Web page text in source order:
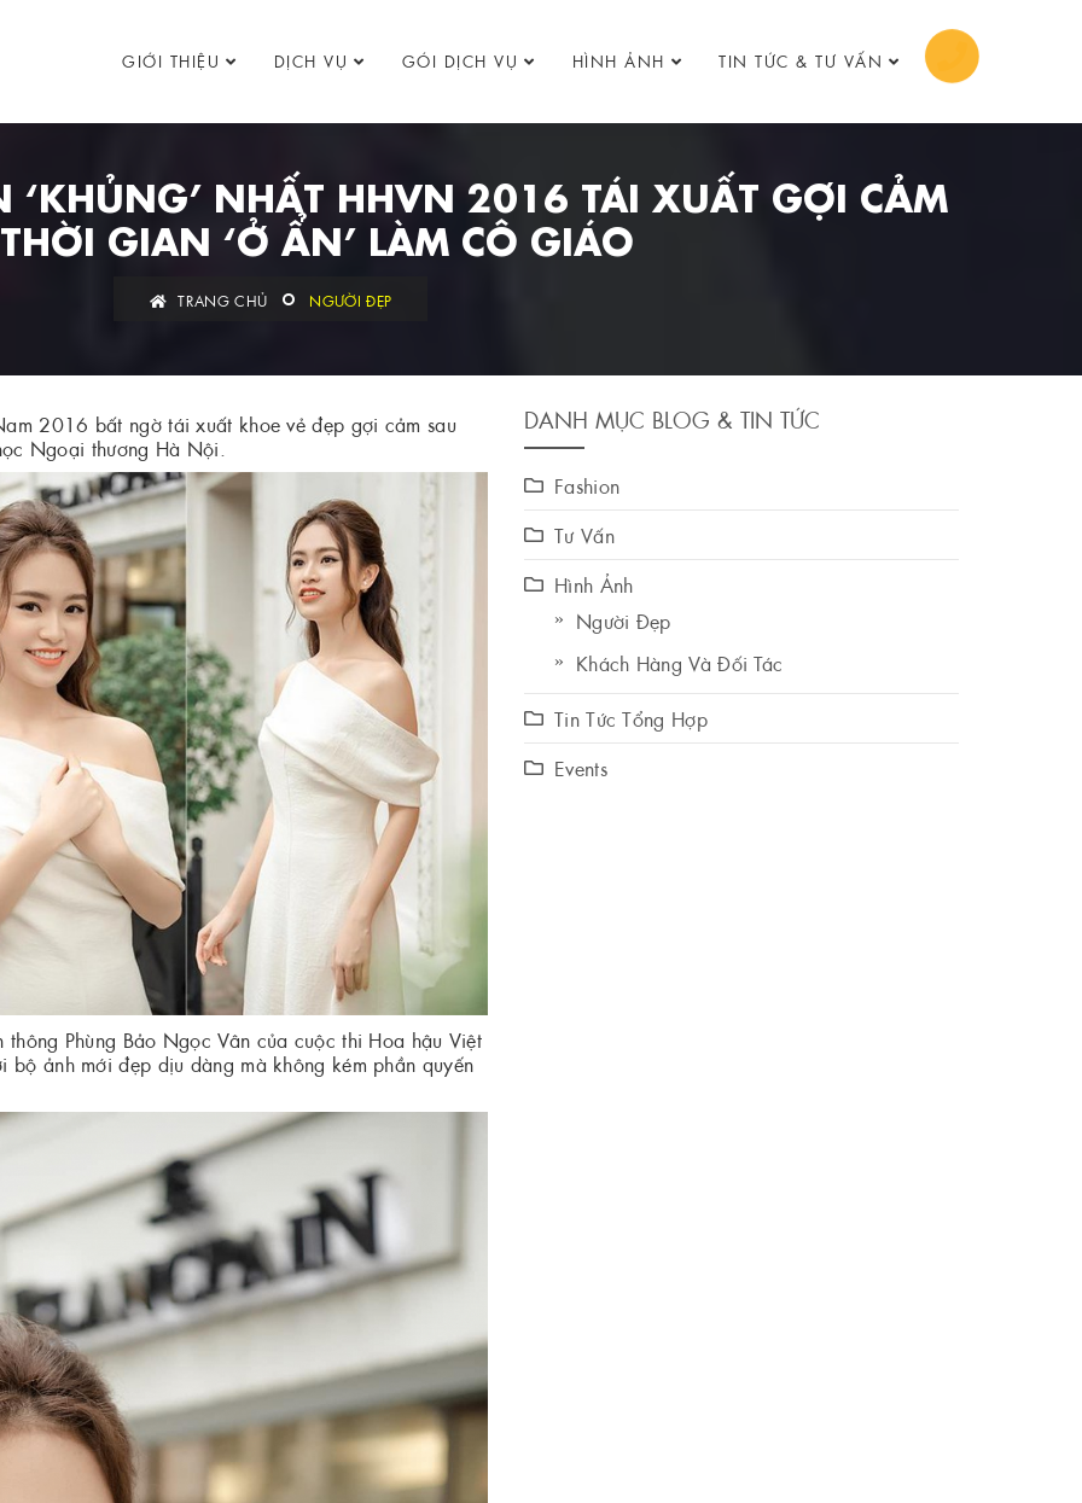
GIỚI THIỆU DỊCH VỤ GÓI DỊCH VỤ HÌNH ẢNH TIN TỨC & TƯ VẤN
‘KHỦNG’ NHẤT HHVN 2016 TÁI XUẤT GỢI CẢM
GIAN ‘Ở ẨN’ LÀM CÔ GIÁO
TRANG CHỦ NGƯỜI ĐẸP
2016 bất ngờ tái xuất khoe vẻ đẹp gợi cảm sau
Ngoại thương Hà Nội.
Phùng Bảo Ngọc Vân của cuộc thi Hoa hậu Việt
ảnh mới đẹp dịu dàng mà không kém phần quyến
DANH MỤC BLOG & TIN TỨC
Fashion
Tư Vấn
Hình Ảnh
Người Đẹp
Khách Hàng Và Đối Tác
Tin Tức Tổng Hợp
Events